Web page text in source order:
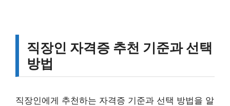
직장인 자격증 추천 기준과 선택
방법
직장인에게 추천하는 자격증 기준과 선택 방법을 알